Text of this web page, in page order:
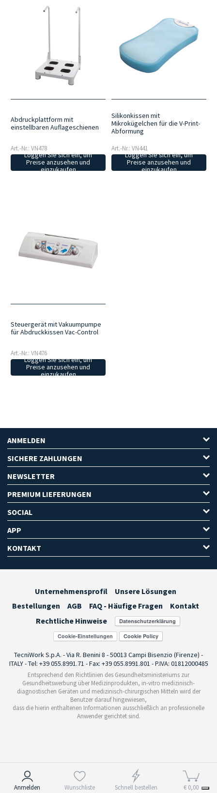
Anmelden Wunschliste Schnell bestellen € 0,00
Abdruckplattform mit
einstellbaren Auflageschienen
Art.-Nr.: VN478
Loggen Sie sich ein, um
Preise anzusehen und
einzukaufen
Silikonkissen mit
Mikrokügelchen für die V-Print-
Abformung
Art.-Nr.: VN441
Loggen Sie sich ein, um
Preise anzusehen und
einzukaufen
Steuergerät mit Vakuumpumpe
für Abdruckkissen Vac-Control
Art.-Nr.: VN476
Loggen Sie sich ein, um
Preise anzusehen und
einzukaufen
ANMELDEN
SICHERE ZAHLUNGEN
NEWSLETTER
PREMIUM LIEFERUNGEN
SOCIAL
APP
KONTAKT
Unternehmensprofil
Unsere Lösungen
Bestellungen
AGB FAQ - Häufige Fragen
Kontakt
Rechtliche Hinweise
Cookie-Einstellungen
TecniWork S.p.A. - Via R. Benini 8 - 50013 Campi Bisenzio (Firenze) -
ITALY - Tel: +39 055.8991.71 - Fax: +39 055.8991.801 - P.IVA: 01812000485
Entsprechend den Richtlinien des Gesundheitsministeriums zur
Gesundheitswerbung über Medizinprodukten, in-vitro medizinisch-
diagnostischen Geräten und medizinisch-chirurgischen Mitteln wird der
Benutzer darauf hingewiesen,
dass die hierin enthaltenen Informationen ausschließlich an professionelle
Anwender gerichtet sind.
Hinweis bei Erhebung